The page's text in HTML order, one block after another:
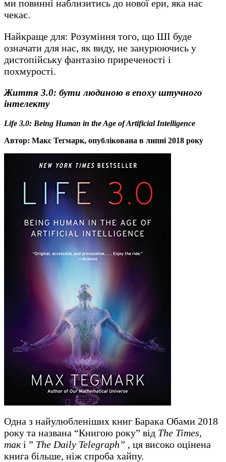
ми повинні наблизитись до нової ери, яка нас
чекає.
Найкраще для: Розуміння того, що ШІ буде
означати для нас, як виду, не занурюючись у
дистопійську фантазію приреченості і
похмурості.
Життя 3.0: бути людиною в епоху штучного
інтелекту
Life 3.0: Being Human in the Age of Artificial Intelligence
Автор: Макс Тегмарк, опублікована в липні 2018 року
Одна з найулюбленіших книг Барака Обами 2018
року та названа “Книгою року” від The Times,
такі ” The Daily Telegraph” , ця високо оцінена
книга більше, ніж спроба хайпу.